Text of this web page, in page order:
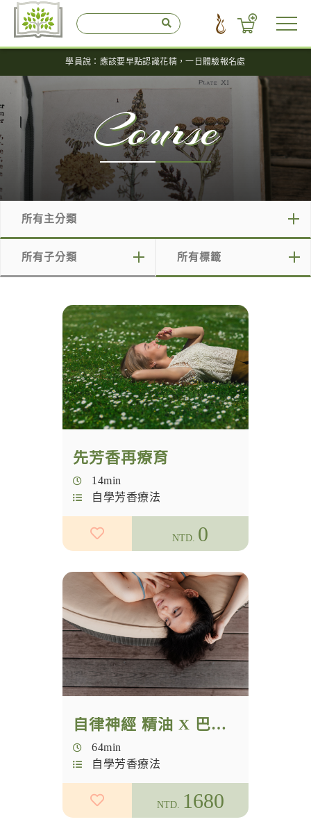
學員說：應該要早點認識花精，一日體驗報名處
Course
所有主分類
所有主分類
國際證書課
自學芳香療法
自學巴哈花精
學員行政專區
所有子分類 所有標籤
實體課程
主題芳療
芳香瑜珈
花精
入門芳療
幸福科學
NAHA
國際認證
芳療認證
NAHA學分
女性創業
先芳香再療育
14min
自學芳香療法
NTD. 0
自律神經 精油 X 巴哈花精生活照護
64min
自學芳香療法
NTD. 1680